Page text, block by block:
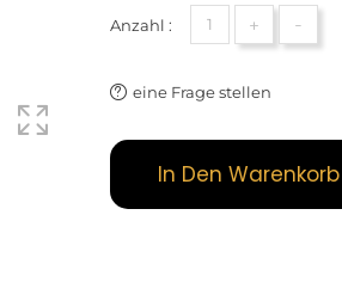
Anzahl : + -
eine Frage stellen
In Den Warenkorb